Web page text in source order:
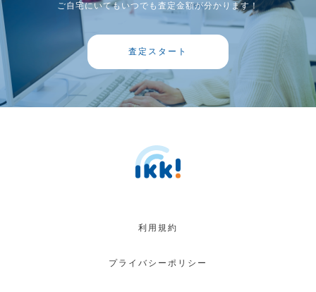
ご自宅にいてもいつでも査定金額が分かります！
査定スタート
利用規約
プライバシーポリシー